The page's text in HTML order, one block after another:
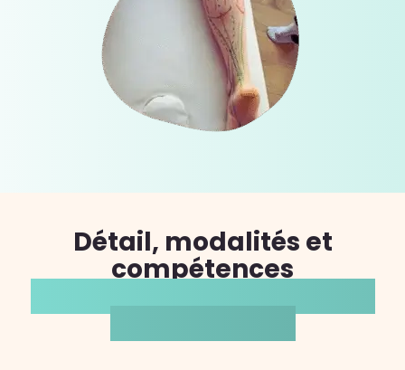
Détail, modalités et
compétences
et Physiologie